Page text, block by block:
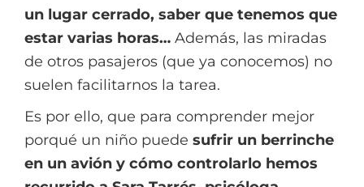
un lugar cerrado, saber que tenemos que
estar varias horas… Además, las miradas
de otros pasajeros (que ya conocemos) no
suelen facilitarnos la tarea.
Es por ello, que para comprender mejor
porqué un niño puede sufrir un berrinche
en un avión y cómo controlarlo hemos